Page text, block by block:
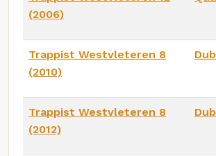
(2006)
Trappist Westvleteren 8
(2010)
Trappist Westvleteren 8
(2012)